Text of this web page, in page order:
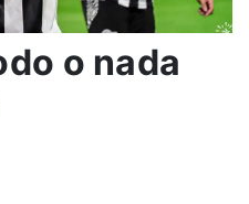
o nada